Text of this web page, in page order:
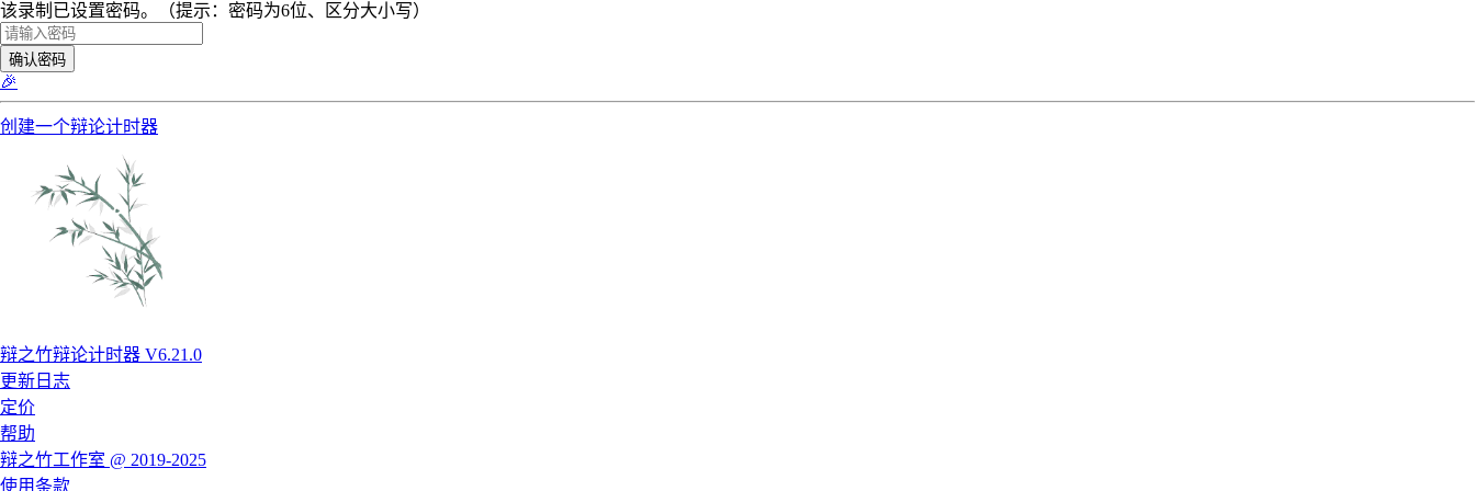
该录制已设置密码。（提示：密码为6位、区分大小写）
确认密码
🎉
创建一个辩论计时器
辩之竹辩论计时器 V6.21.0
更新日志
定价
帮助
辩之竹工作室 @ 2019-2025
使用条款